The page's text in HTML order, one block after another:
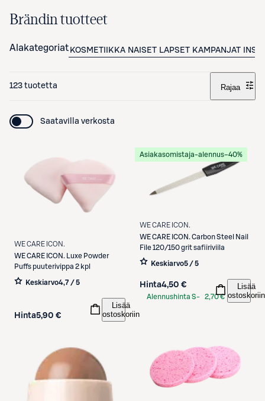
Brändin tuotteet
Alakategoriat KOSMETIIKKA NAISET LAPSET KAMPANJAT
123 tuotetta Rajaa
Saatavilla verkosta
WE CARE ICON.
WE CARE ICON.
Luxe Powder
Puffs puuterivippa 2 kpl
Keskiarvo4,7 / 5
Hinta5,90 €
Lisää
ostoskoriin
Asiakasomistaja-alennus−40%
WE CARE ICON.
WE CARE ICON. Carbon Steel Nail
File 120/150 grit safiiriviila
Keskiarvo5 / 5
Hinta4,50 €
Alennushinta S-
2,70 €
Lisää
ostoskoriin